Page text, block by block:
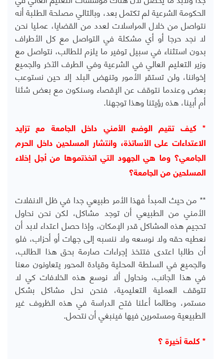
الحكومة الشرعية لم تكتمل بعد، وبالتالي مصلحة الطلبة أنه
نتواصل من خلال المراسلات لعدد من القضايا، عمليا نحن
لا نجد حرجا أو أي مشكلة في التواصل مع كل الأطراف
بدون استثناء في سبيل توفير ما يلزم للطالب، نتواصل مع
وزير التعليم العالي في الشرعية وفي الطرف الآخر والجميع
إخواننا، ولن تستقر الأمور وتنهض البلد إلا حين نستوعب
بعض وعندما نتوقف عن الإقصاء وسنكون مع بعض شئنا
أم أبينا، هذه رؤيتنا وهذا توجهنا.
* كيف تقيم الوضع الأمني داخل الجامعة مع تزايد
الاعتداءات على الأساتذة، وانتشار المسلحين داخل الحرم
الجامعي؟ وما هي الجهود التي اتخذتموها من أجل إخلاء
المسلحين من الجامعة؟
** من حيث المبدأ فهذا الأمر طبيعي جدا في ظل الانفلات
الأمني من الطبيعي أن توجد مشاكل، لكن نحن نحاول
تحجيم هذه المشاكل قدر الإمكان، وإذا حصل اعتداء لابد أن
نعطيه حقه ولا نوسعه ولا ننسبه إلى جهات أو أحزاب، فلو
أن طالبا اعتدى فتتخذ إجراءات صارمة بحق هذا الطالب،
والجميع في السلطة المحلية وقيادة المحور يتعاونون معنا
في هذا الجانب، ونحاول ألا نوسع هذه الخلافات كي لا
تتوقف العملية التعليمية، فنحن نحل مشاكل بشكل
مستمر، وطالما أعلنا فتح الدراسة في هذه الظروف غير
الطبيعية ومستمرين فيها فينبغي أن نتحمل.
* كلمة أخيرة ؟